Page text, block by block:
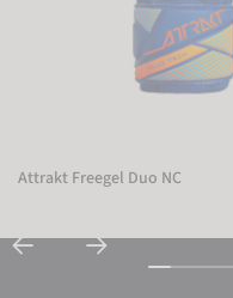
Attrakt Freegel Duo NC